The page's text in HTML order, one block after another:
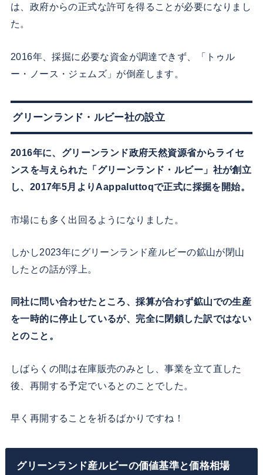
は、政府からの正式な許可を得ることが必要になりまし
た。
2016年、採掘に必要な資金が調達できず、「トゥル
ー・ノース・ジェムズ」が倒産します。
グリーンランド・ルビー社の設立
2016年に、グリーンランド政府天然資源省からライセ
ンスを与えられた「グリーンランド・ルビー」社が創立
し、2017年5月よりAappaluttoqで正式に採掘を開始。
市場にも多く出回るようになりました。
しかし2023年にグリーンランド産ルビーの鉱山が閉山
したとの話が浮上。
同社に問い合わせたところ、採算が合わず鉱山での生産
を一時的に停止しているが、完全に閉鎖した訳ではない
とのこと。
しばらくの間は在庫販売のみとし、事業を立て直した
後、再開する予定でいるとのことでした。
早く再開することを祈るばかりですね！
グリーンランド産ルビーの価値基準と価格相場